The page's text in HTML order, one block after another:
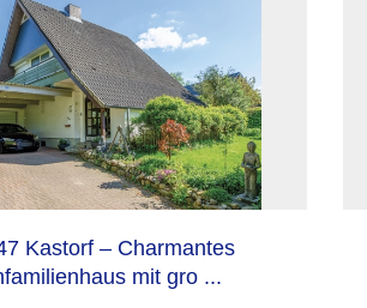
Kastorf – Charmantes
mit gro ...